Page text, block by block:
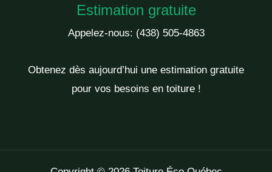
Estimation gratuite
Appelez-nous: (438) 505-4863
Obtenez dès aujourd’hui une estimation gratuite
pour vos besoins en toiture !